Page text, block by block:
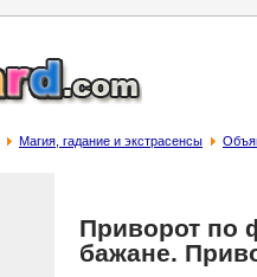
Магия, гадание и экстрасенсы
Приворот по
бажане.